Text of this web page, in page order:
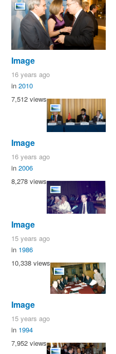
Image
16 years ago
in 2010
7,512 views
Image
16 years ago
in 2006
8,278 views
Image
15 years ago
in 1986
10,338 views
Image
15 years ago
in 1994
7,952 views